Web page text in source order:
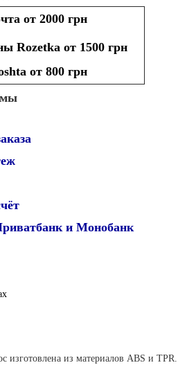
от 2000 грн
Rozetka от 1500 грн
от 800 грн
и Монобанк
изготовлена из материалов ABS и TPR.